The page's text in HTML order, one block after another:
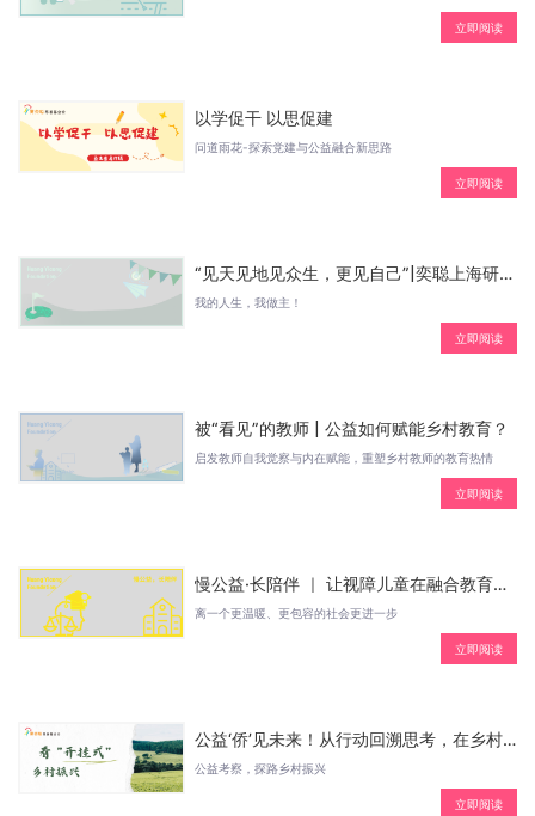
立即阅读
以学促干 以思促建
问道雨花-探索党建与公益融合新思路
立即阅读
“见天见地见众生，更见自己”|奕聪上海研习营
我的人生，我做主！
立即阅读
被“看见”的教师 | 公益如何赋能乡村教育？
启发教师自我觉察与内在赋能，重塑乡村教师的教育热情
立即阅读
慢公益·长陪伴 ｜ 让视障儿童在融合教育中自在成长
离一个更温暖、更包容的社会更进一步
立即阅读
公益‘侨’见未来！从行动回溯思考，在乡村振兴中探寻初心
公益考察，探路乡村振兴
立即阅读